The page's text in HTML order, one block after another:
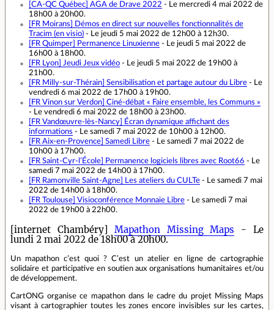
[CA-QC Québec] AGA de Drave 2022 - Le mercredi 4 mai 2022 de
18h00 à 20h00.
[FR Moirans]
Démos en direct sur nouvelles fonctionnalités de
Tracim (en visio) - Le jeudi 5 mai 2022 de 12h00 à 12h30.
[FR Quimper]
Permanence Linuxienne - Le jeudi 5 mai 2022 de
16h00 à 18h00.
[FR Lyon]
Jeudi Jeux vidéo - Le jeudi 5 mai 2022 de 19h00 à
21h00.
[FR Milly-sur-Thérain] Sensibilisation et partage autour du Libre - Le
vendredi 6 mai 2022 de 17h00 à 19h00.
[FR Vinon sur Verdon] Ciné-débat « Faire ensemble, les Communs »
- Le vendredi 6 mai 2022 de 18h00 à 23h00.
[FR Vandœuvre-lès-Nancy]
Écran dynamique affichant des
informations - Le samedi 7 mai 2022 de 10h00 à 12h00.
[FR Aix-en-Provence] Samedi Libre - Le samedi 7 mai 2022 de
10h00 à 17h00.
[FR Saint-Cyr-l’École]
Permanence logiciels libres avec Root66 - Le
samedi 7 mai 2022 de 14h00 à 17h00.
[FR Ramonville Saint-Agne]
Les ateliers du CULTe - Le samedi 7 mai
2022 de 14h00 à 18h00.
[FR Toulouse] Visioconférence Monnaie Libre - Le samedi 7 mai
2022 de 19h00 à 22h00.
[internet Chambéry] Mapathon Missing Maps - Le
lundi 2 mai 2022 de 18h00 à 20h00.
Un mapathon c’est quoi ? C’est un atelier en ligne de cartographie
solidaire et participative en soutien aux organisations humanitaires et/ou
de développement.
CartONG organise ce mapathon dans le cadre du projet Missing Maps
visant à cartographier toutes les zones encore invisibles sur les cartes,